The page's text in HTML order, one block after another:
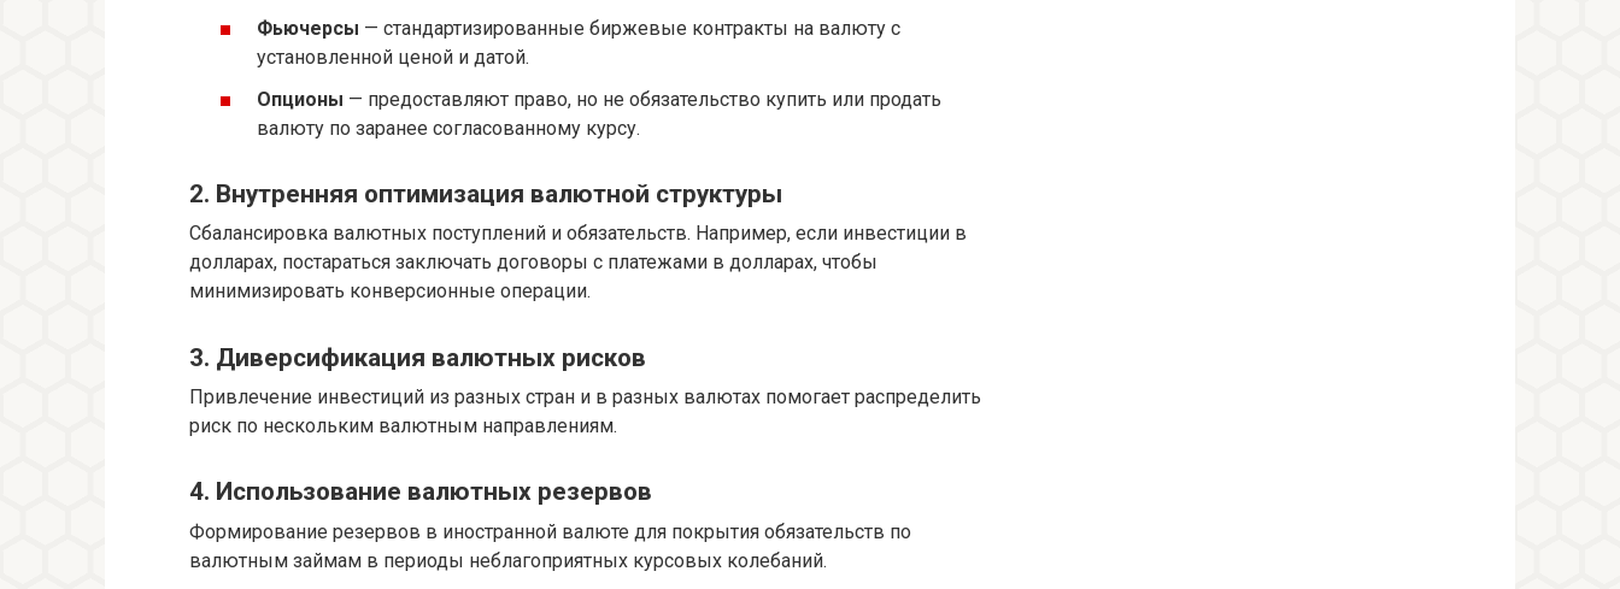
Фьючерсы — стандартизированные биржевые контракты на валюту с
установленной ценой и датой.
Опционы — предоставляют право, но не обязательство купить или продать
валюту по заранее согласованному курсу.
2. Внутренняя оптимизация валютной структуры
Сбалансировка валютных поступлений и обязательств. Например, если инвестиции в
долларах, постараться заключать договоры с платежами в долларах, чтобы
минимизировать конверсионные операции.
3. Диверсификация валютных рисков
Привлечение инвестиций из разных стран и в разных валютах помогает распределить
риск по нескольким валютным направлениям.
4. Использование валютных резервов
Формирование резервов в иностранной валюте для покрытия обязательств по
валютным займам в периоды неблагоприятных курсовых колебаний.